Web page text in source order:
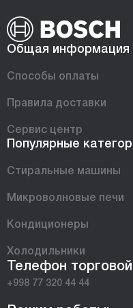
Общая информация
Способы оплаты
Правила доставки
Сервис центр
Популярные
Стиральные машины
Микроволновые печи
Кондиционеры
Холодильники
Телефон
+998 77 320 44 44